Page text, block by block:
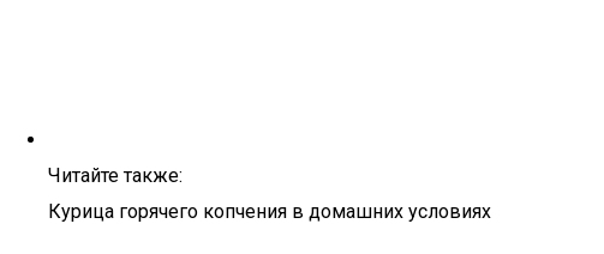
Читайте также:
Курица горячего копчения в домашних условиях